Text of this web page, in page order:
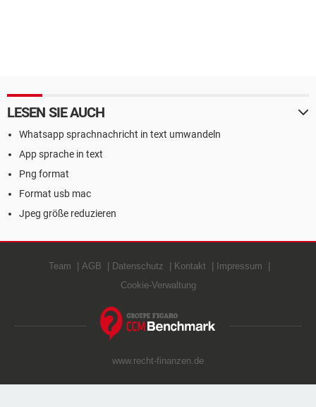
LESEN SIE AUCH
Whatsapp sprachnachricht in text umwandeln
App sprache in text
Png format
Format usb mac
Jpeg größe reduzieren
Team AGB Datenschutz Kontakt
Impressum
Cookie-Verwaltung
www.recht-finanzen.de